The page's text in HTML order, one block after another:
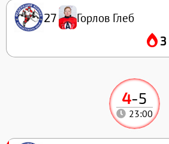
4-5
23:00
27 Горлов Глеб
3